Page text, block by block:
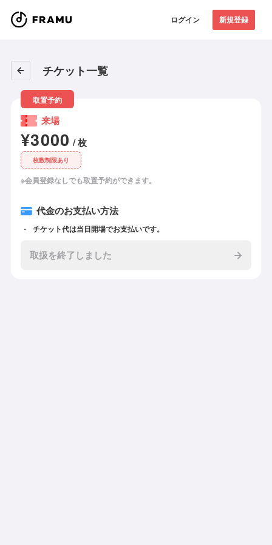
ログイン 新規登録
チケット一覧
取置予約
来場
¥3000 / 枚
枚数制限あり
※会員登録なしでも取置予約ができます。
代金のお支払い方法
チケット代は当日開場でお支払いです。
取扱を終了しました